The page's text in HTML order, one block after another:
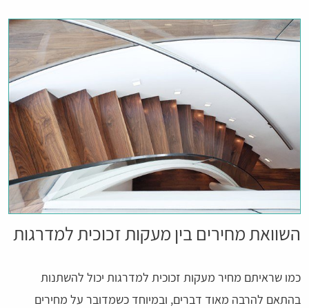
השוואת מחירים בין מעקות זכוכית למדרגות
כמו שראיתם מחיר מעקות זכוכית למדרגות יכול להשתנות
בהתאם להרבה מאוד דברים, ובמיוחד כשמדובר על מחירים